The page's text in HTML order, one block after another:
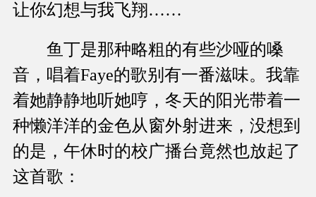
让你幻想与我飞翔……
鱼丁是那种略粗的有些沙哑的嗓
音，唱着Faye的歌别有一番滋味。我靠
着她静静地听她哼，冬天的阳光带着一
种懒洋洋的金色从窗外射进来，没想到
的是，午休时的校广播台竟然也放起了
这首歌：